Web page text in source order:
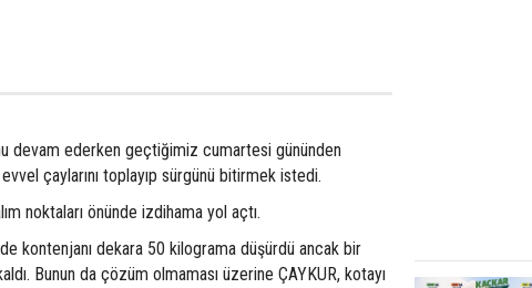
devam ederken geçtiğimiz cumartesi gününden
çaylarını toplayıp sürgünü bitirmek istedi.
noktaları önünde izdihama yol açtı.
kontenjanı dekara 50 kilograma düşürdü ancak bir
Bunun da çözüm olmaması üzerine ÇAYKUR, kotayı